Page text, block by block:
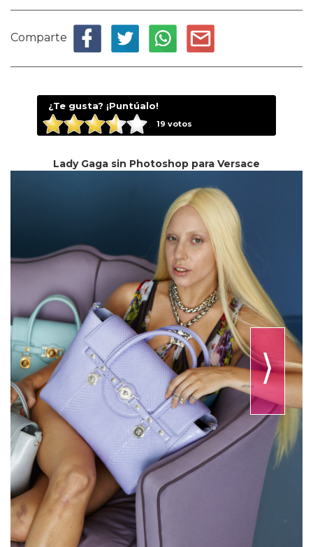
Comparte
¿Te gusta? ¡Puntúalo!
19 votos
Lady Gaga sin Photoshop para Versace
⟩